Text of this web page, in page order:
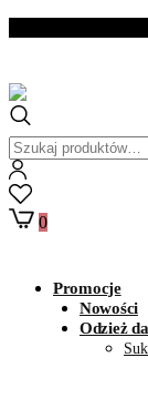
Szukaj:
0
Promocje
Nowości
Odzież